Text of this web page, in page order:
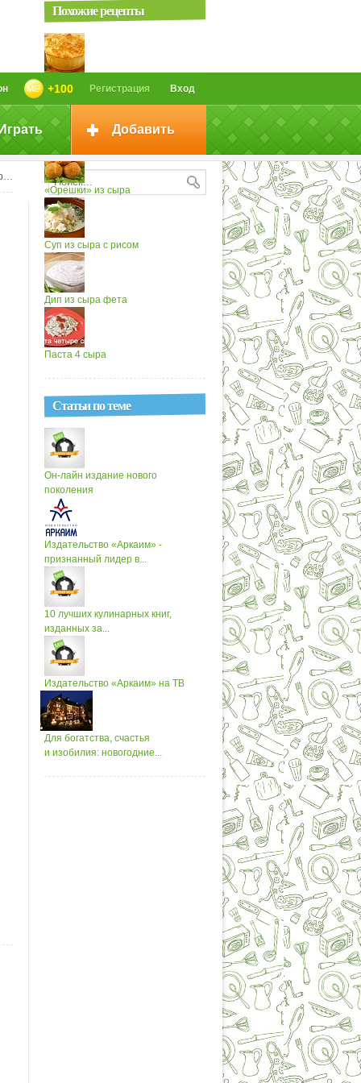
Вход
Регистрация
+100
Добавить
Похожие рецепты
Камбала в суфле из сыра
«Орешки» из сыра
Суп из сыра с рисом
Дип из сыра фета
Паста 4 сыра
Статьи по теме
Он-лайн издание нового
поколения
Издательство «Аркаим» -
признанный лидер в...
10 лучших кулинарных книг,
изданных за...
Издательство «Аркаим» на ТВ
Для богатства, счастья
и изобилия: новогодние...